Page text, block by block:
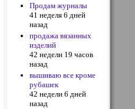
Продам журналы
41 неделя 6 дней
назад
продажа вязанных
изделий
42 недели 19 часов
назад
вышиваю все кроме
рубашек
42 недели 6 дней
назад